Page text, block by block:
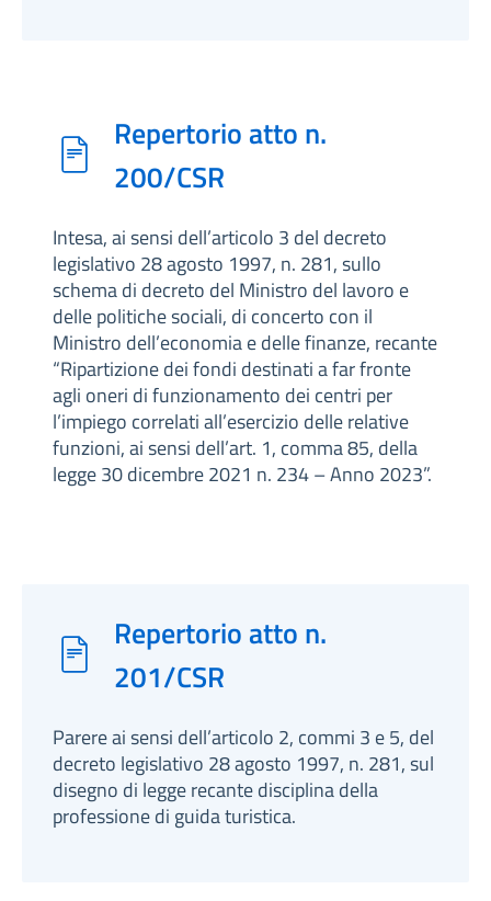
Repertorio atto n.
200/CSR
Intesa, ai sensi dell’articolo 3 del decreto
legislativo 28 agosto 1997, n. 281, sullo
schema di decreto del Ministro del lavoro e
delle politiche sociali, di concerto con il
Ministro dell’economia e delle finanze, recante
“Ripartizione dei fondi destinati a far fronte
agli oneri di funzionamento dei centri per
l’impiego correlati all’esercizio delle relative
funzioni, ai sensi dell’art. 1, comma 85, della
legge 30 dicembre 2021 n. 234 – Anno 2023”.
Repertorio atto n.
201/CSR
Parere ai sensi dell’articolo 2, commi 3 e 5, del
decreto legislativo 28 agosto 1997, n. 281, sul
disegno di legge recante disciplina della
professione di guida turistica.